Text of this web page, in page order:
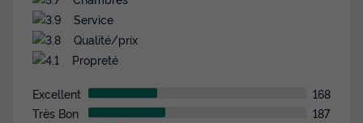
Service
Qualité/prix
Propreté
Excellent
168
Très Bon
187